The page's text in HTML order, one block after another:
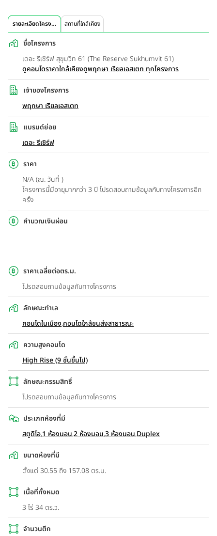
รายละเอียดโครงการ สถานที่ใกล้เคียง
ชื่อโครงการ
เดอะ รีเซิร์ฟ สุขุมวิท 61 (The Reserve Sukhumvit 61)
ดูคอนโดราคาใกล้เคียงดูพฤกษา เรียลเอสเตท ทุกโครงการ
เจ้าของโครงการ
พฤกษา เรียลเอสเตท
แบรนด์ย่อย
เดอะ รีเซิร์ฟ
ราคา
N/A (ณ. วันที่ )
โครงการนี้มีอายุมากกว่า 3 ปี โปรดสอบถามข้อมูลกับทางโครงการอีก
ครั้ง
คำนวณเงินผ่อน
ราคาเฉลี่ยต่อตร.ม.
โปรดสอบถามข้อมูลกับทางโครงการ
ลักษณะทำเล
คอนโดในเมือง,คอนโดใกล้ขนส่งสาธารณะ
ความสูงคอนโด
High Rise (9 ชั้นขึ้นไป)
ลักษณะกรรมสิทธิ์
โปรดสอบถามข้อมูลกับทางโครงการ
ประเภทห้องที่มี
สตูดิโอ,1 ห้องนอน,2 ห้องนอน,3 ห้องนอน,Duplex
ขนาดห้องที่มี
ตั้งแต่ 30.55 ถึง 157.08 ตร.ม.
เนื้อที่ทั้งหมด
3 ไร่ 34 ตร.ว.
จำนวนตึก